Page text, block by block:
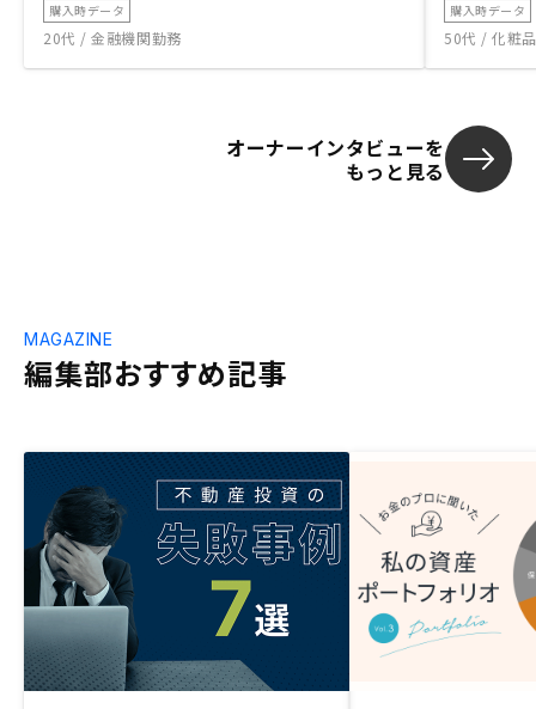
購入時データ
20代 / 金融機関勤務
購入時データ
50代 / 化粧
オーナーインタビューを
もっと見る
編集部おすすめ記事
MAGAZINE